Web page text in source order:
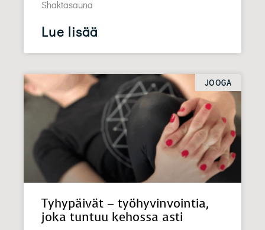
Shaktasauna
Lue lisää
JOOGA
Tyhypäivät – työhyvinvointia,
joka tuntuu kehossa asti